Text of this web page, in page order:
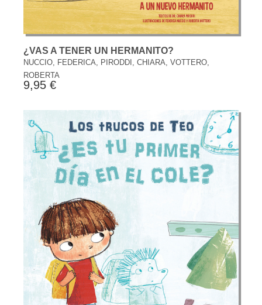
¿VAS A TENER UN HERMANITO?
NUCCIO, FEDERICA, PIRODDI, CHIARA, VOTTERO,
ROBERTA
9,95 €